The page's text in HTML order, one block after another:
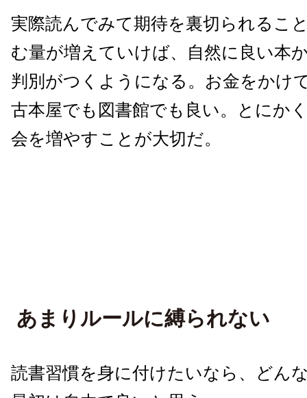
実際読んでみて期待を裏切られるこ
む量が増えていけば、自然に良い本
判別がつくようになる。お金をかけ
古本屋でも図書館でも良い。とにか
会を増やすことが大切だ。
あまりルールに縛られない
読書習慣を身に付けたいなら、どん